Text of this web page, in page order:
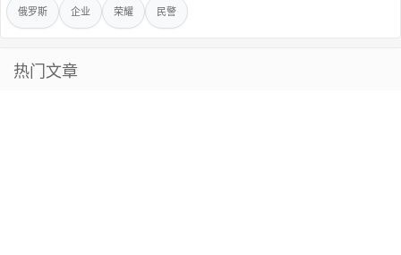
俄罗斯 企业 荣耀 民警
热门文章